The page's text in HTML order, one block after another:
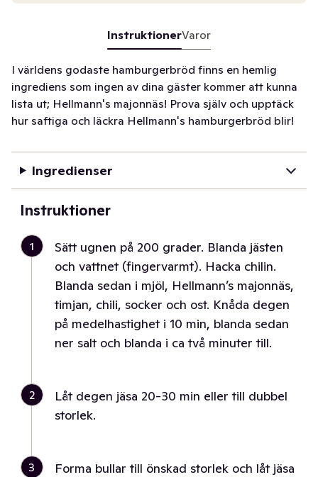
InstruktionerVaror
I världens godaste hamburgerbröd finns en hemlig
ingrediens som ingen av dina gäster kommer att kunna
lista ut; Hellmann's majonnäs! Prova själv och upptäck
hur saftiga och läckra Hellmann's hamburgerbröd blir!
Ingredienser
Instruktioner
1
Sätt ugnen på 200 grader. Blanda jästen
och vattnet (fingervarmt). Hacka chilin.
Blanda sedan i mjöl, Hellmann’s majonnäs,
timjan, chili, socker och ost. Knåda degen
på medelhastighet i 10 min, blanda sedan
ner salt och blanda i ca två minuter till.
2
Låt degen jäsa 20-30 min eller till dubbel
storlek.
3
Forma bullar till önskad storlek och låt jäsa